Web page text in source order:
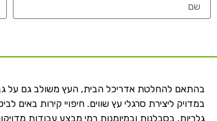
בהתאם להחלטת אדריכל הבית, העץ משולב גם על גבי
במדויק ליצירת סרגלי עץ שווים. חיפויי קירות באים
גלריות, בסבלנות ובמיומנות רמי מבצע עבודות